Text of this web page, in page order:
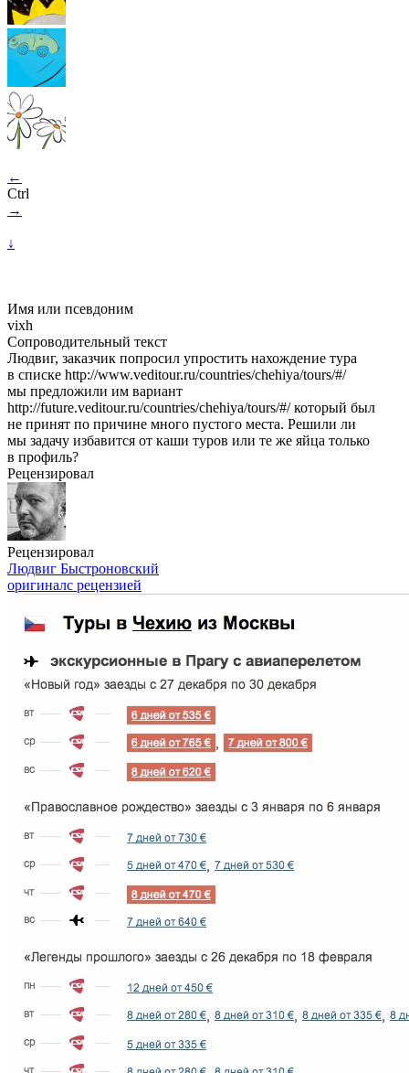
←
Ctrl
→
↓
Имя или псевдоним
vixh
Сопроводительный текст
Людвиг, заказчик попросил упростить нахождение тура
в списке http://www.veditour.ru/countries/chehiya/tours/#/
мы предложили им вариант
http://future.veditour.ru/countries/chehiya/tours/#/ который был
не принят по причине много пустого места. Решили ли
мы задачу избавится от каши туров или те же яйца только
в профиль?
Рецензировал
Рецензировал
Людвиг Быстроновский
оригиналс рецензией